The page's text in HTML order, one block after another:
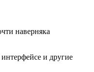
наверняка
и другие